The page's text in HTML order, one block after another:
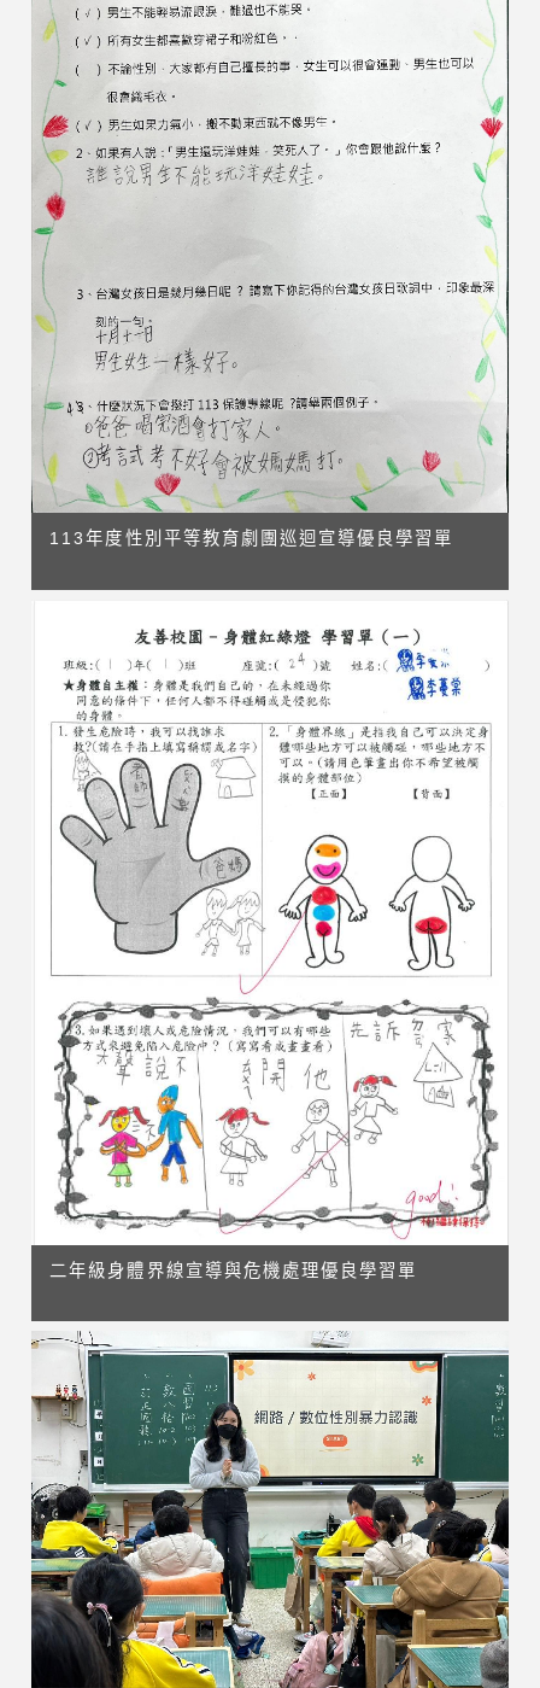
113年度性別平等教育劇團巡迴宣導優良學習單
二年級身體界線宣導與危機處理優良學習單